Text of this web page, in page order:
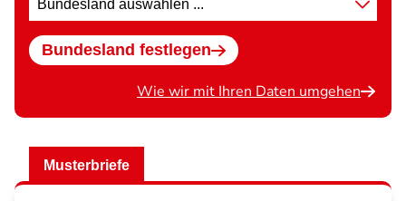
wählen
Bundesland festlegen
Wie wir mit Ihren Daten umgehen
Musterbriefe